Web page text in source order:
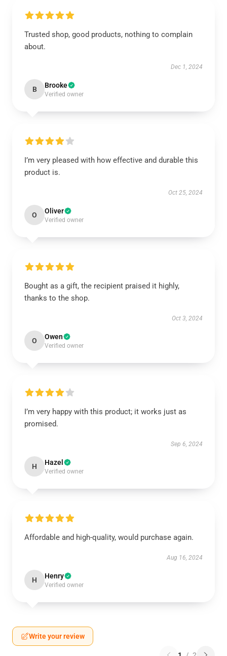
Trusted shop, good products, nothing to complain
about.
Dec 1, 2024
B Brooke
Verified owner
I’m very pleased with how effective and durable this
product is.
Oct 25, 2024
O Oliver
Verified owner
Bought as a gift, the recipient praised it highly,
thanks to the shop.
Oct 3, 2024
O Owen
Verified owner
I’m very happy with this product; it works just as
promised.
Sep 6, 2024
H Hazel
Verified owner
Affordable and high-quality, would purchase again.
Aug 16, 2024
H Henry
Verified owner
Write your review